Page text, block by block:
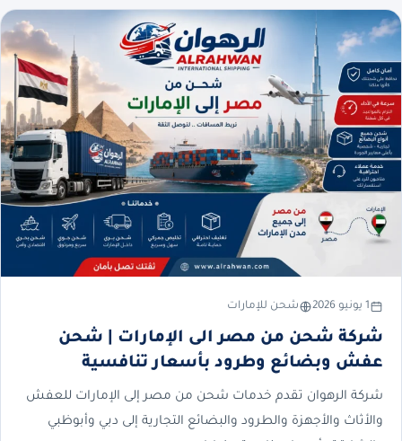
1 يونيو 2026 شحن للإمارات
شركة شحن من مصر الى الإمارات | شحن
عفش وبضائع وطرود بأسعار تنافسية
شركة الرهوان تقدم خدمات شحن من مصر إلى الإمارات للعفش
والأثاث والأجهزة والطرود والبضائع التجارية إلى دبي وأبوظبي